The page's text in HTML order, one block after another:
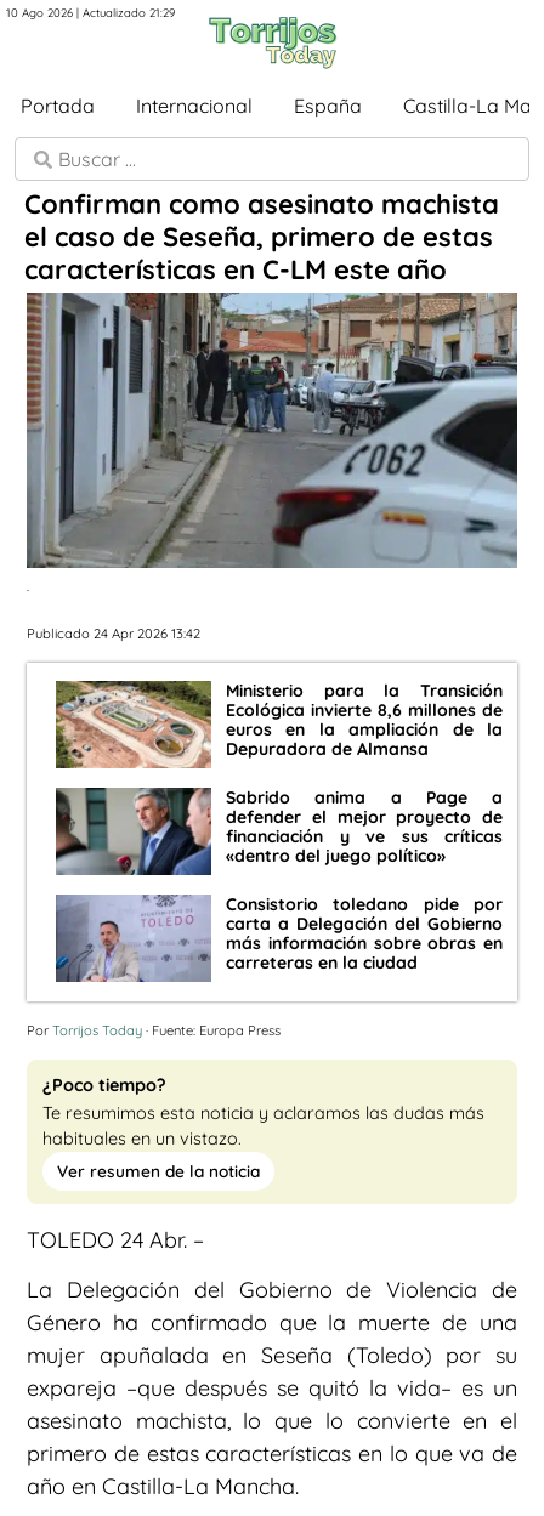
10 Ago 2026 | Actualizado 21:29
Portada Internacional España Castilla-La
Confirman como asesinato machista
el caso de Seseña, primero de estas
características en C-LM este año
.
Publicado 24 Apr 2026 13:42
Ministerio para la Transición
Ecológica invierte 8,6 millones de
euros en la ampliación de la
Depuradora de Almansa
Sabrido anima a Page a
defender el mejor proyecto de
financiación y ve sus críticas
«dentro del juego político»
Consistorio toledano pide por
carta a Delegación del Gobierno
más información sobre obras en
carreteras en la ciudad
Por Torrijos Today · Fuente: Europa Press
¿Poco tiempo?
Te resumimos esta noticia y aclaramos las dudas más
habituales en un vistazo.
Ver resumen de la noticia
TOLEDO 24 Abr. –
La Delegación del Gobierno de Violencia de
Género ha confirmado que la muerte de una
mujer apuñalada en Seseña (Toledo) por su
expareja –que después se quitó la vida– es un
asesinato machista, lo que lo convierte en el
primero de estas características en lo que va de
año en Castilla-La Mancha.